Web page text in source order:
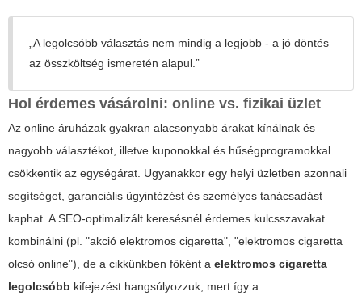
„A legolcsóbb választás nem mindig a legjobb - a jó döntés
az összköltség ismeretén alapul.”
Hol érdemes vásárolni: online vs. fizikai üzlet
Az online áruházak gyakran alacsonyabb árakat kínálnak és
nagyobb választékot, illetve kuponokkal és hűségprogramokkal
csökkentik az egységárat. Ugyanakkor egy helyi üzletben azonnali
segítséget, garanciális ügyintézést és személyes tanácsadást
kaphat. A SEO-optimalizált keresésnél érdemes kulcsszavakat
kombinálni (pl. "akció elektromos cigaretta", "elektromos cigaretta
olcsó online"), de a cikkünkben főként a elektromos cigaretta
legolcsóbb kifejezést hangsúlyozzuk, mert így a